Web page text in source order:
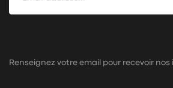
Renseignez votre email pour recevoir